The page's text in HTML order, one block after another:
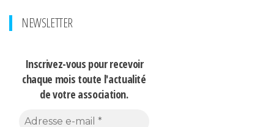
NEWSLETTER
Inscrivez-vous pour recevoir
chaque mois toute l'actualité
de votre association.